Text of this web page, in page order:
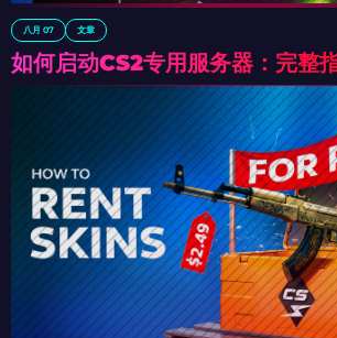
八月 07 文章
如何启动CS2专用服务器：完整